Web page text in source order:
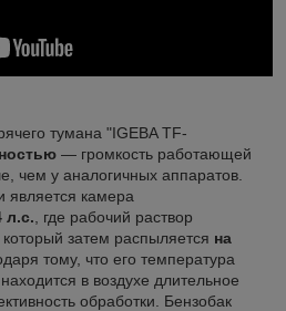
тумана "IGEBA TF-
— громкость работающей
чем у аналогичных аппаратов.
является камера
л.с. , где рабочий раствор
затем распыляется на
тому, что его температура
в воздухе длительное
обработки. Бензобак